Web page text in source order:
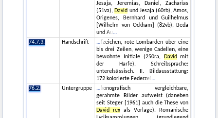
Jesaja, Jeremias, Daniel, Zacharias
(51va), David und Jesaja (60rb), Amos,
Origenes, Bernhard und Guilhelmus
[Wilhelm von Ockham] (82vb), Beda
und Au
74.7.3.
Handschrift
fzeichen, rote Lombarden über eine
bis drei Zeilen, wenige Cadellen, eine
bewohnte Initiale (250ra,
David mit
der Harfe). Schreibsprache:
unterelsässisch. II. Bildausstattung:
172 kolorierte Federzei
76.2.
Untergruppe
konografisch vergleichbare,
gerahmte Bilder aufweist (daneben
seit Steger [1961] auch die These von
David rex als Vorlage). Romanische